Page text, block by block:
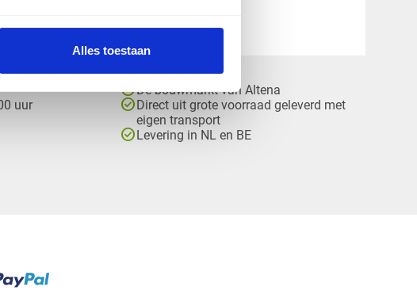
Alles toestaan
uur
check_circleDé bouwmarkt van Altena
check_circle Direct uit grote voorraad geleverd met
eigen transport
check_circle Levering in NL en BE